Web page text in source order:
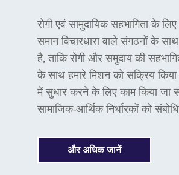
रोगी एवं सामुदायिक सहभागिता के
समान विचारधारा वाले संगठनों के
है, ताकि रोगी और समुदाय की
के साथ हमारे मिशन को सक्रिय
में सुधार करने के लिए काम किया जा
सामाजिक-आर्थिक निर्धारकों को
और अधिक जानें